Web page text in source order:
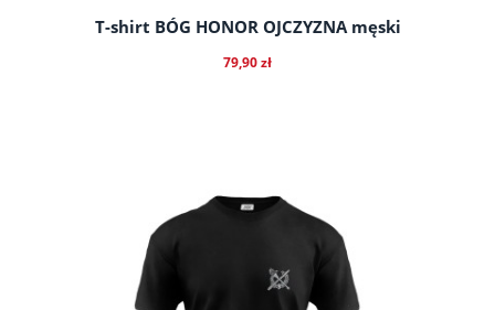
T-shirt BÓG HONOR OJCZYZNA męski
79,90 zł
do koszyka